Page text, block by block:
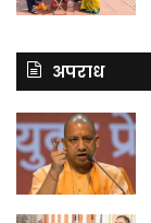
अपराध